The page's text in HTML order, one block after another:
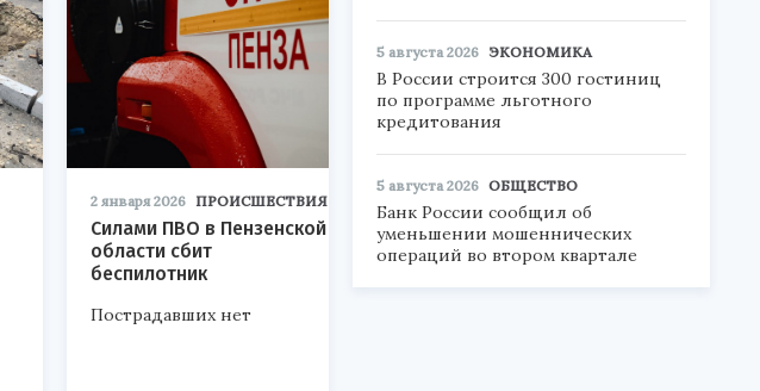
2 января 2026 ПРОИСШЕСТВИЯ
Силами ПВО в Пензенской
области сбит
беспилотник
Пострадавших нет
5 августа 2026 ЭКОНОМИКА
В России строится 300 гостиниц
по программе льготного
кредитования
5 августа 2026 ОБЩЕСТВО
Банк России сообщил об
уменьшении мошеннических
операций во втором квартале